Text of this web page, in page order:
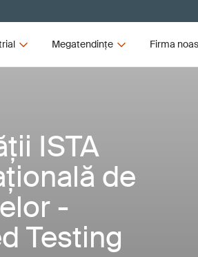
Megatendințe Firma
ISTA
de
-
Testing